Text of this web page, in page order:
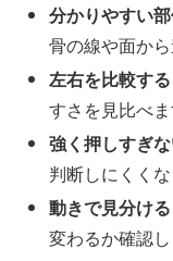
分かりやすい
骨の線や面から
左右を比較す
すさを見比べま
強く押しすぎ
判断しにくくな
動きで見分け
変わるか確認し